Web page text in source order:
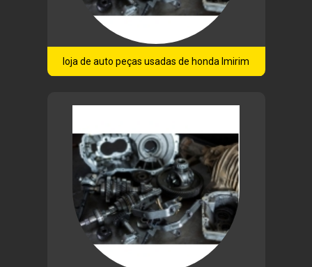
loja de auto peças usadas de honda Imirim